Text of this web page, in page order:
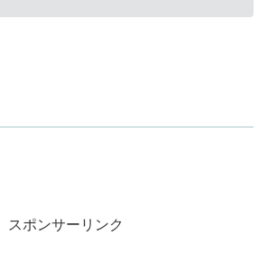
スポンサーリンク